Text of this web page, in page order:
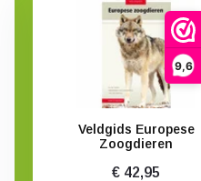
9,6
Veldgids Europese
Zoogdieren
€ 42,95